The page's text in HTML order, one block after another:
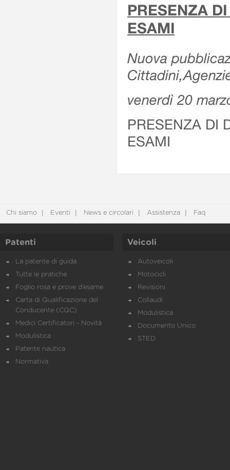
PRESENZA
ESAMI
Nuova
venerdì 20
PRESENZA DI
ESAMI
Chi siamo Eventi News e circolari Assistenza Faq
Patenti
La patente di guida
Tutte le pratiche
Foglio rosa e prove d’esame
Carta di Qualificazione del
Conducente (CQC)
Medici Certificatori - Novità
Modulistica
Patente nautica
Normativa
Veicoli
Autoveicoli
Motocicli
Revisioni
Collaudi
Modulistica
Documento Unico
STED